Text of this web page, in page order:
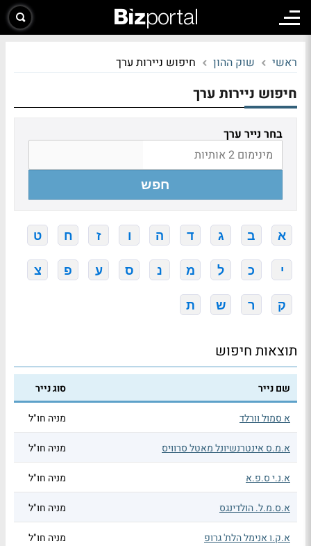
ראשי שוק ההון חיפוש ניירות ערך
חיפוש ניירות ערך
בחר נייר ערך
חפש
א ב ג ד ה ו ז ח ט
י כ ל מ נ ס ע פ צ
ק ר ש ת
תוצאות חיפוש
שם נייר סוג נייר
א סמול וורלד מניה חו"ל
א.מ.ס אינטרנשיונל מאטל סרוויס מניה חו"ל
א.נ.י ס.פ.א מניה חו"ל
א.ס.מ.ל. הולדינגס מניה חו"ל
א.ק.ו אנימל הלת' גרופ מניה חו"ל